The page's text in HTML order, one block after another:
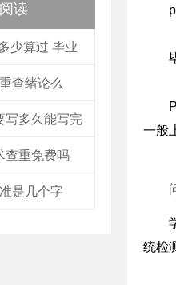
读
少算过 毕业
查绪论么
写多久能写完
查重免费吗
是几个字
一般
统检